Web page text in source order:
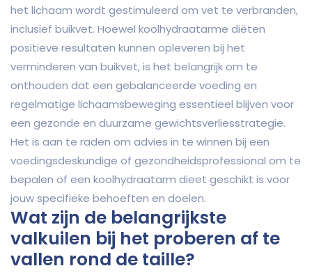
het lichaam wordt gestimuleerd om vet te verbranden,
inclusief buikvet. Hoewel koolhydraatarme diëten
positieve resultaten kunnen opleveren bij het
verminderen van buikvet, is het belangrijk om te
onthouden dat een gebalanceerde voeding en
regelmatige lichaamsbeweging essentieel blijven voor
een gezonde en duurzame gewichtsverliesstrategie.
Het is aan te raden om advies in te winnen bij een
voedingsdeskundige of gezondheidsprofessional om te
bepalen of een koolhydraatarm dieet geschikt is voor
jouw specifieke behoeften en doelen.
Wat zijn de belangrijkste
valkuilen bij het proberen af te
vallen rond de taille?